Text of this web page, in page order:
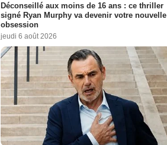
Déconseillé aux moins de 16 ans : ce thriller
signé Ryan Murphy va devenir votre nouvelle
obsession
jeudi 6 août 2026